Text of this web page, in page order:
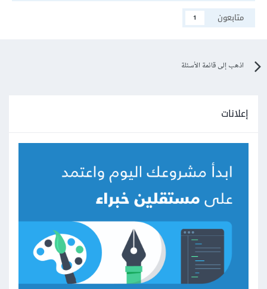
متابعون
1
اذهب إلى قائمة الأسئلة
إعلانات